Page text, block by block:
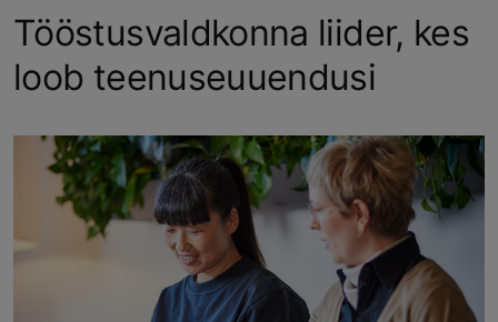
Tööstusvaldkonna liider, kes
loob teenuseuuendusi